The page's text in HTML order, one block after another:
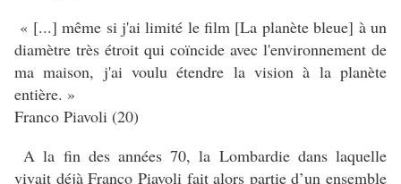
« [...] même si j'ai limité le film [La planète bleue] à un
diamètre très étroit qui coïncide avec l'environnement de
ma maison, j'ai voulu étendre la vision à la planète
entière. »
Franco Piavoli (20)
A la fin des années 70, la Lombardie dans laquelle
vivait déjà Franco Piavoli fait alors partie d’un ensemble